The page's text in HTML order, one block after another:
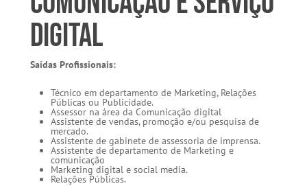
Digital
Saídas Profissionais:
Técnico em departamento de Marketing, Relações
Públicas ou Publicidade.
Assessor na área da Comunicação digital
Assistente de vendas, promoção e/ou pesquisa de
mercado.
Assistente de gabinete de assessoria de imprensa.
Assistente de departamento de Marketing e
comunicação
Marketing digital e social media.
Relações Públicas.